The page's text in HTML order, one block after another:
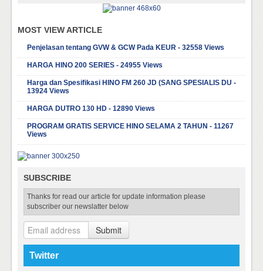
MOST VIEW ARTICLE
Penjelasan tentang GVW & GCW Pada KEUR - 32558 Views
HARGA HINO 200 SERIES - 24955 Views
Harga dan Spesifikasi HINO FM 260 JD (SANG SPESIALIS DU -
13924 Views
HARGA DUTRO 130 HD - 12890 Views
PROGRAM GRATIS SERVICE HINO SELAMA 2 TAHUN - 11267
Views
SUBSCRIBE
Thanks for read our article for update information please
subscriber our newslatter below
Submit
Twitter